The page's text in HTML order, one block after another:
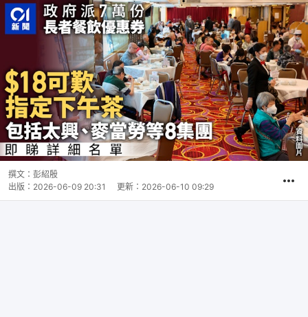
撰文： 彭紹殷
出版： 2026-06-09 20:31 更新： 2026-06-10 09:29